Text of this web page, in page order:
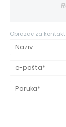
Obrazac za kontakt